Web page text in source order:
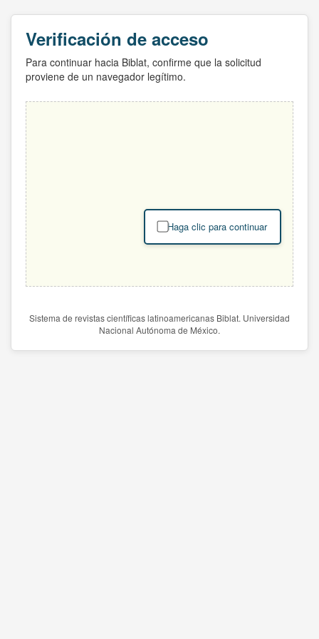
Verificación de acceso
Para continuar hacia Biblat, confirme que la solicitud
proviene de un navegador legítimo.
Haga clic para continuar
Sistema de revistas científicas latinoamericanas Biblat. Universidad
Nacional Autónoma de México.